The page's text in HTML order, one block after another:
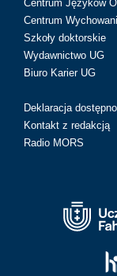
Centrum Języków
Centrum
Szkoły doktorskie
Wydawnictwo UG
Biuro Karier UG
Deklaracja
Kontakt z redakcją
Radio MORS